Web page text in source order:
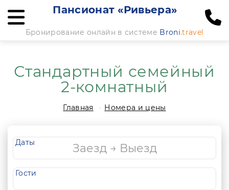
Пансионат «Ривьера»
Бронирование онлайн в системе Broni.travel
Стандартный семейный
2-комнатный
Главная Номера и цены
Даты
Гости